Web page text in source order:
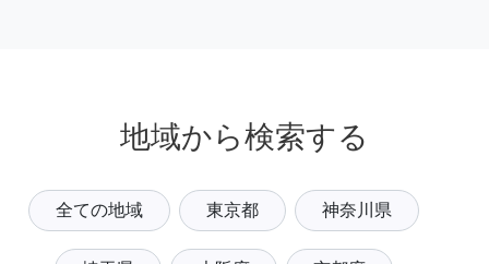
地域から検索する
全ての地域 東京都 神奈川県